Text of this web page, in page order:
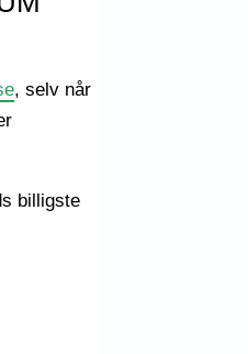
, selv når
billigste